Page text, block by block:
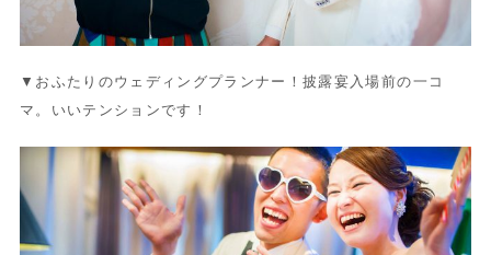
▼おふたりのウェディングプランナー！披露宴入場前の一コ
マ。いいテンションです！